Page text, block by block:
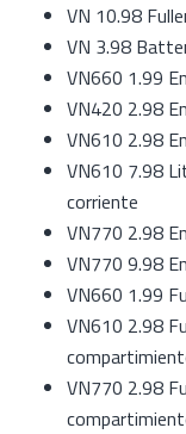
VN 10.98
VN 3.98
VN660 1.99
VN420 2.98
VN610 2.98
VN610 7.98
corriente
VN770 2.98
VN770 9.98
VN660 1.99
VN610 2.98
VN770 2.98